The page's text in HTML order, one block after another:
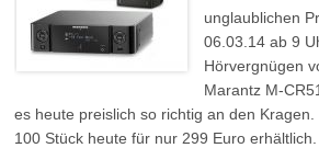
unglaublichen
06.03.14 ab 9
Hörvergnügen
Marantz M-
es heute preislich so richtig an den
100 Stück heute für nur 299 Euro